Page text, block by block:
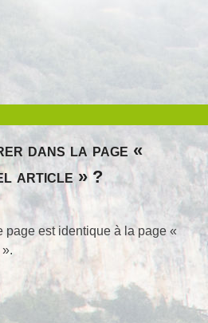
dans la page «
article » ?
page est identique à la page «
».